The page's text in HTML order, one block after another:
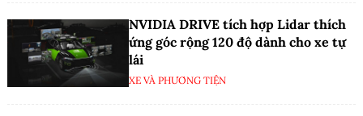
NVIDIA DRIVE tích hợp Lidar thích
ứng góc rộng 120 độ dành cho xe tự
lái
XE VÀ PHƯƠNG TIỆN